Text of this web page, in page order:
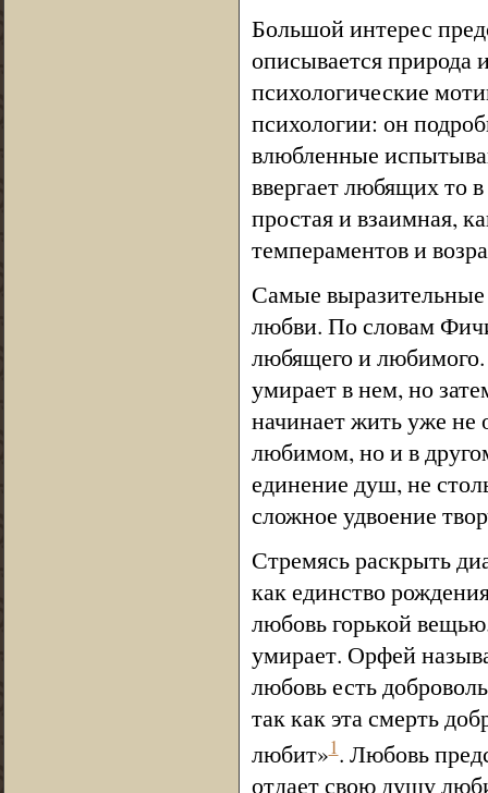
Большой интерес
описывается природа
психологические
психологии: он
влюбленные
ввергает любящих то
простая и взаимная,
темпераментов и
Самые
любви. По словам
любящего и любимого.
умирает в нем, но
начинает жить уже не
любимом, но и в
единение душ, не
сложное удвоение
Стремясь раскрыть
как единство
любовь горькой
умирает. Орфей
любовь есть
так как эта смерть
любит»1. Любовь
отдает свою душу